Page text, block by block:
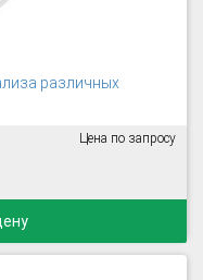
различных
Цена по запросу